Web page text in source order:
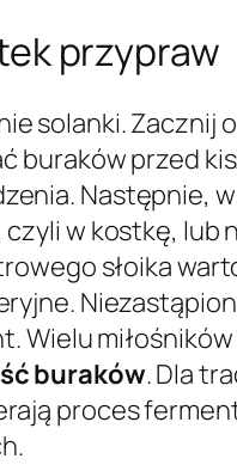
przypraw
solanki. Zacznij
buraków przed
Następnie,
w kostkę, lub
słoika
Wielu
buraków. Dla
proces